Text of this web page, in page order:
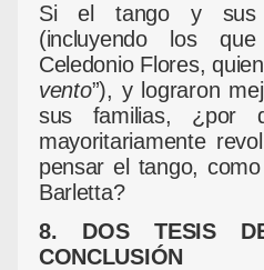
Si el tango y sus
(incluyendo los
Celedonio Flores,
vento”), y lograron
sus familias, ¿por
mayoritariamente
pensar el tango,
Barletta?
8. DOS TESIS
CONCLUSIÓN